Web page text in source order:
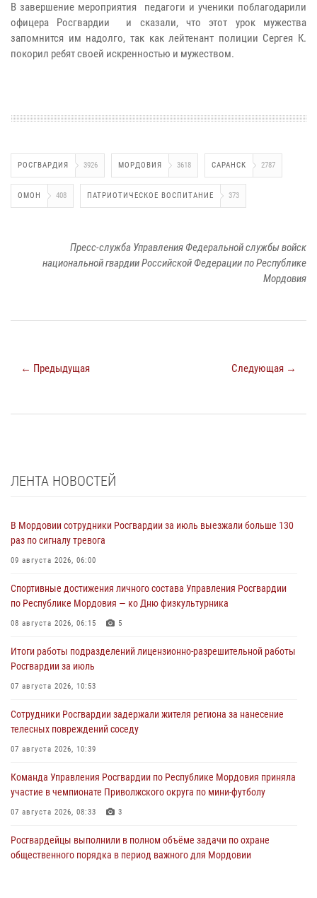
В завершение мероприятия педагоги и ученики поблагодарили
офицера Росгвардии и сказали, что этот урок мужества
запомнится им надолго, так как лейтенант полиции Сергея К.
покорил ребят своей искренностью и мужеством.
РОСГВАРДИЯ 3926 МОРДОВИЯ 3618 САРАНСК 2787
ОМОН 408 ПАТРИОТИЧЕСКОЕ ВОСПИТАНИЕ 373
Пресс-служба Управления Федеральной службы войск
национальной гвардии Российской Федерации по Республике
Мордовия
← Предыдущая Следующая →
ЛЕНТА НОВОСТЕЙ
В Мордовии сотрудники Росгвардии за июль выезжали больше 130
раз по сигналу тревога
09 августа 2026, 06:00
Спортивные достижения личного состава Управления Росгвардии
по Республике Мордовия — ко Дню физкультурника
08 августа 2026, 06:15 5
Итоги работы подразделений лицензионно-разрешительной работы
Росгвардии за июль
07 августа 2026, 10:53
Сотрудники Росгвардии задержали жителя региона за нанесение
телесных повреждений соседу
07 августа 2026, 10:39
Команда Управления Росгвардии по Республике Мордовия приняла
участие в чемпионате Приволжского округа по мини-футболу
07 августа 2026, 08:33 3
Росгвардейцы выполнили в полном объёме задачи по охране
общественного порядка в период важного для Мордовии